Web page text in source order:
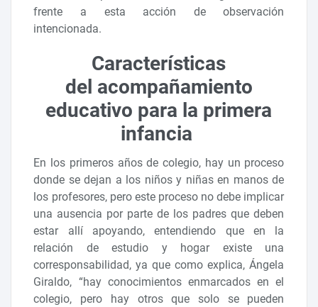
frente a esta acción de observación
intencionada.
Características
del acompañamiento
educativo para la primera
infancia
En los primeros años de colegio, hay un proceso
donde se dejan a los niños y niñas en manos de
los profesores, pero este proceso no debe implicar
una ausencia por parte de los padres que deben
estar allí apoyando, entendiendo que en la
relación de estudio y hogar existe una
corresponsabilidad, ya que como explica, Ángela
Giraldo, “hay conocimientos enmarcados en el
colegio, pero hay otros que solo se pueden